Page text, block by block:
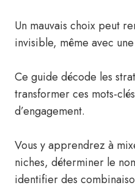
Un mauvais choix peut
invisible, même avec
Ce guide décode les
transformer ces mots-
d’engagement.
Vous y apprendrez à
niches, déterminer le
identifier des